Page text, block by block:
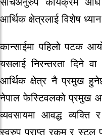
आर्थिक क्षेत्रलाई विशेष
कान्साईमा पहिलो पटक
यसलाई निरन्तरता दिने
आर्थिक क्षेत्र नै प्रमुख
नेपाल फेस्टिवलको प्रमुख
व्यवसायमा आवद्ध व्यक्ति
स्वरुप प्राप्त रकम र स्टल